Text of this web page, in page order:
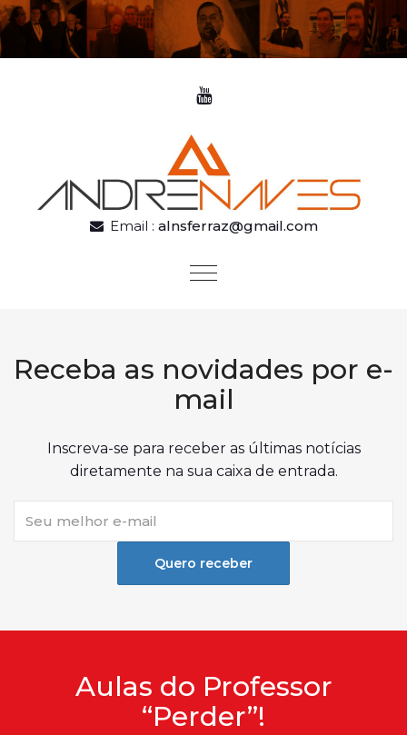
Skip to content
Email : alnsferraz@gmail.com
Toggle
Receba as novidades por e-
mail
Inscreva-se para receber as últimas notícias
diretamente na sua caixa de entrada.
Quero receber
Aulas do Professor
“Perder”!